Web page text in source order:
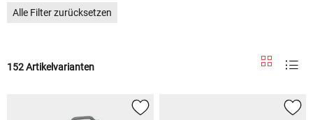
Alle Filter zurücksetzen
152 Artikelvarianten